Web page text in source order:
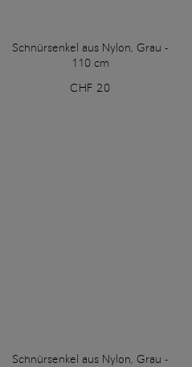
Schnürsenkel aus Nylon, Grau -
110 cm
CHF 20
Schnürsenkel aus Nylon, Grau -